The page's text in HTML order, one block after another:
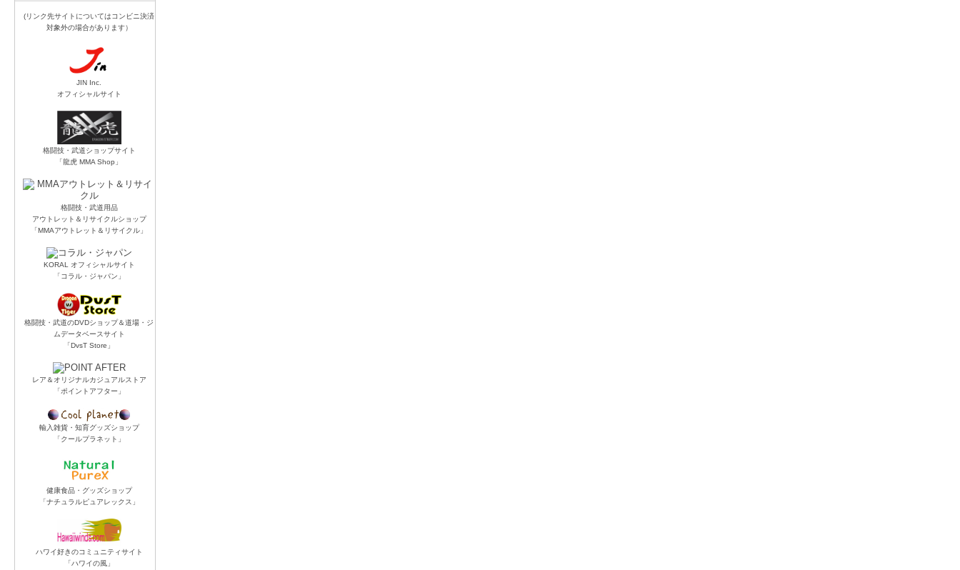
(リンク先サイトについてはコンビニ決済
対象外の場合があります）
JIN Inc.
オフィシャルサイト
格闘技・武道ショップサイト
「龍虎 MMA Shop」
格闘技・武道用品
アウトレット＆リサイクルショップ
「MMAアウトレット＆リサイクル」
KORAL オフィシャルサイト
「コラル・ジャパン」
格闘技・武道のDVDショップ＆道場・ジ
ムデータベースサイト
「DvsT Store」
レア＆オリジナルカジュアルストア
「ポイントアフター」
輸入雑貨・知育グッズショップ
「クールプラネット」
健康食品・グッズショップ
「ナチュラルピュアレックス」
ハワイ好きのコミュニティサイト
「ハワイの風」